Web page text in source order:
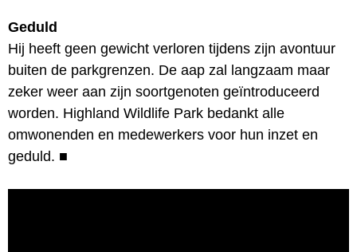
Geduld
Hij heeft geen gewicht verloren tijdens zijn avontuur
buiten de parkgrenzen. De aap zal langzaam maar
zeker weer aan zijn soortgenoten geïntroduceerd
worden. Highland Wildlife Park bedankt alle
omwonenden en medewerkers voor hun inzet en
geduld. ■